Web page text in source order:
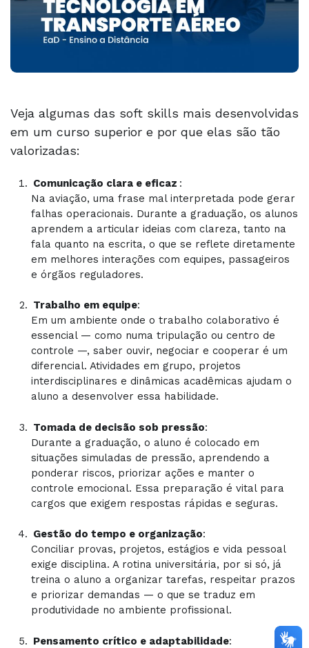
Veja algumas das soft skills mais desenvolvidas
em um curso superior e por que elas são tão
valorizadas:
Comunicação clara e eficaz :
Na aviação, uma frase mal interpretada pode gerar
falhas operacionais. Durante a graduação, os alunos
aprendem a articular ideias com clareza, tanto na
fala quanto na escrita, o que se reflete diretamente
em melhores interações com equipes, passageiros
e órgãos reguladores.
Trabalho em equipe:
Em um ambiente onde o trabalho colaborativo é
essencial — como numa tripulação ou centro de
controle —, saber ouvir, negociar e cooperar é um
diferencial. Atividades em grupo, projetos
interdisciplinares e dinâmicas acadêmicas ajudam o
aluno a desenvolver essa habilidade.
Tomada de decisão sob pressão:
Durante a graduação, o aluno é colocado em
situações simuladas de pressão, aprendendo a
ponderar riscos, priorizar ações e manter o
controle emocional. Essa preparação é vital para
cargos que exigem respostas rápidas e seguras.
Gestão do tempo e organização:
Conciliar provas, projetos, estágios e vida pessoal
exige disciplina. A rotina universitária, por si só, já
treina o aluno a organizar tarefas, respeitar prazos
e priorizar demandas — o que se traduz em
produtividade no ambiente profissional.
Pensamento crítico e adaptabilidade: